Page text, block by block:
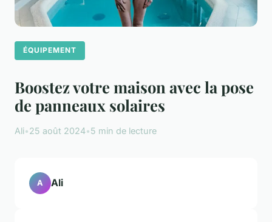
ÉQUIPEMENT
Boostez votre maison avec la pose
de panneaux solaires
Ali•25 août 2024•5 min de lecture
A Ali